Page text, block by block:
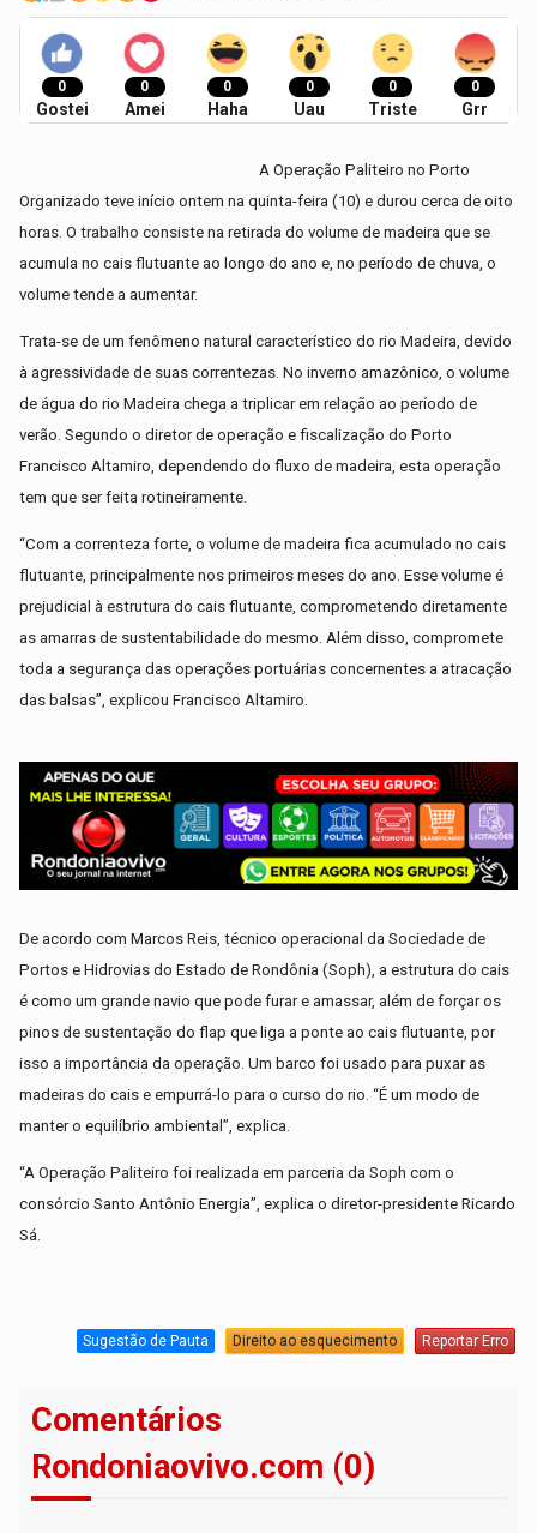
0
Gostei
0
Amei
0
Haha
0
Uau
0
Triste
0
Grr
A Operação Paliteiro no Porto
Organizado teve início ontem na quinta-feira (10) e durou cerca de oito
horas. O trabalho consiste na retirada do volume de madeira que se
acumula no cais flutuante ao longo do ano e, no período de chuva, o
volume tende a aumentar.
Trata-se de um fenômeno natural característico do rio Madeira, devido
à agressividade de suas correntezas. No inverno amazônico, o volume
de água do rio Madeira chega a triplicar em relação ao período de
verão. Segundo o diretor de operação e fiscalização do Porto
Francisco Altamiro, dependendo do fluxo de madeira, esta operação
tem que ser feita rotineiramente.
“Com a correnteza forte, o volume de madeira fica acumulado no cais
flutuante, principalmente nos primeiros meses do ano. Esse volume é
prejudicial à estrutura do cais flutuante, comprometendo diretamente
as amarras de sustentabilidade do mesmo. Além disso, compromete
toda a segurança das operações portuárias concernentes a atracação
das balsas”, explicou Francisco Altamiro.
De acordo com Marcos Reis, técnico operacional da Sociedade de
Portos e Hidrovias do Estado de Rondônia (Soph), a estrutura do cais
é como um grande navio que pode furar e amassar, além de forçar os
pinos de sustentação do flap que liga a ponte ao cais flutuante, por
isso a importância da operação. Um barco foi usado para puxar as
madeiras do cais e empurrá-lo para o curso do rio. “É um modo de
manter o equilíbrio ambiental”, explica.
“A Operação Paliteiro foi realizada em parceria da Soph com o
consórcio Santo Antônio Energia”, explica o diretor-presidente Ricardo
Sá.
Sugestão de Pauta Direito ao esquecimento Reportar Erro
Comentários
Rondoniaovivo.com (0)